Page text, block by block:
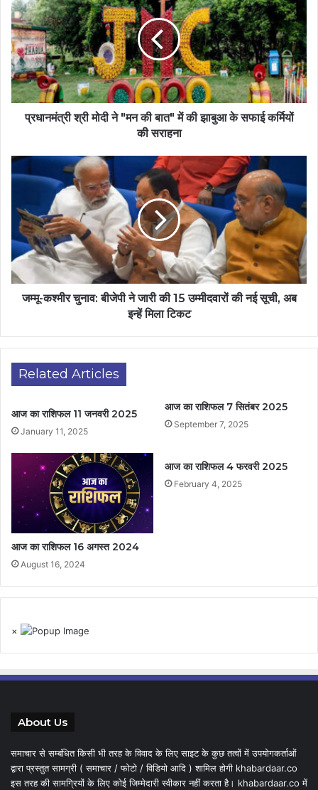
प्रधानमंत्री श्री मोदी ने "मन की बात" में की झाबुआ के सफाई कर्मियों
की सराहना
जम्मू-कश्मीर चुनाव: बीजेपी ने जारी की 15 उम्मीदवारों की नई सूची, अब
इन्हें मिला टिकट
Related Articles
आज का राशिफल 11 जनवरी 2025
January 11, 2025
आज का राशिफल 7 सितंबर 2025
September 7, 2025
आज का राशिफल 16 अगस्त 2024
August 16, 2024
आज का राशिफल 4 फरवरी 2025
February 4, 2025
×
About Us
समाचार से सम्बंधित किसी भी तरह के विवाद के लिए साइट के कुछ तत्वों में उपयोगकर्ताओं
द्वारा प्रस्तुत सामग्री ( समाचार / फोटो / विडियो आदि ) शामिल होगी khabardaar.co
इस तरह की सामग्रियों के लिए कोई जिम्मेदारी स्वीकार नहीं करता है। khabardaar.co में